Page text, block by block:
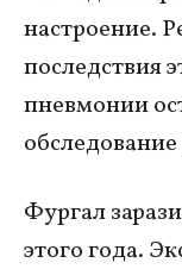
настроение.
последствия
пневмонии
Фургал
этого года.